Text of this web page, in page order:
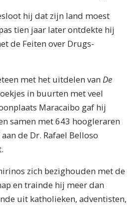
hij dat zijn land moest
tien jaar later ontdekte hij
de Feiten over Drugs-
met het uitdelen van De
in buurten met veel
Maracaibo gaf hij
samen met 643 hoogleraren
de Dr. Rafael Belloso
zich bezighouden met de
en trainde hij meer dan
uit katholieken, adventisten,